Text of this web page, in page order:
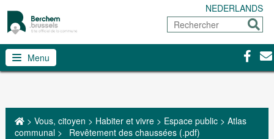
NEDERLANDS
Rechercher
Menu
> Vous, citoyen > Habiter et vivre> Espace public> Atlas
communal> Revêtement des chaussées (.pdf)